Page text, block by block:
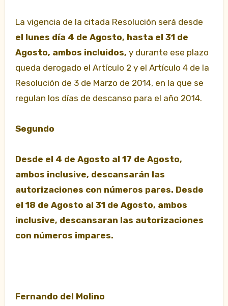
La vigencia de la citada Resolución será desde
el lunes día 4 de Agosto, hasta el 31 de
Agosto, ambos incluidos, y durante ese plazo
queda derogado el Artículo 2 y el Artículo 4 de la
Resolución de 3 de Marzo de 2014, en la que se
regulan los días de descanso para el año 2014.
Segundo
Desde el 4 de Agosto al 17 de Agosto,
ambos inclusive, descansarán las
autorizaciones con números pares. Desde
el 18 de Agosto al 31 de Agosto, ambos
inclusive, descansaran las autorizaciones
con números impares.
Fernando del Molino